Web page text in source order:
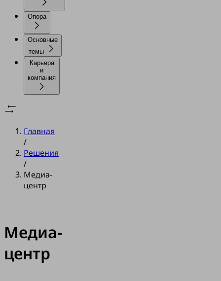
Опора
Основные
темы
Карьера
и
компания
Главная
/
Решения
/
Медиа-
центр
Медиа-
центр